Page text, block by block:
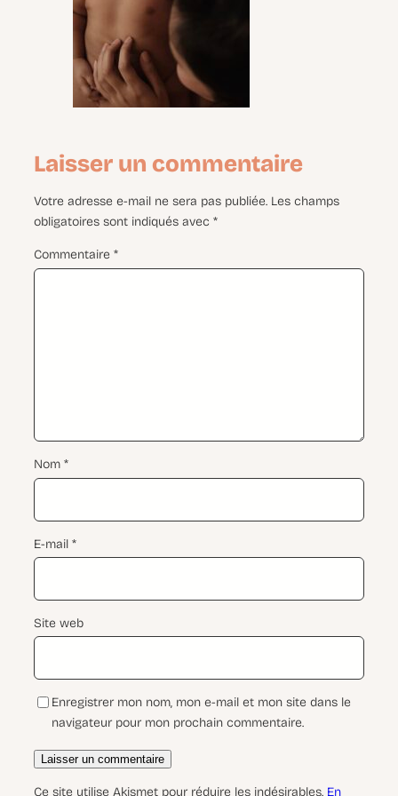
Laisser un commentaire
Votre adresse e-mail ne sera pas publiée. Les champs
obligatoires sont indiqués avec *
Commentaire *
Nom *
E-mail *
Site web
Enregistrer mon nom, mon e-mail et mon site dans le
navigateur pour mon prochain commentaire.
Ce site utilise Akismet pour réduire les indésirables. En